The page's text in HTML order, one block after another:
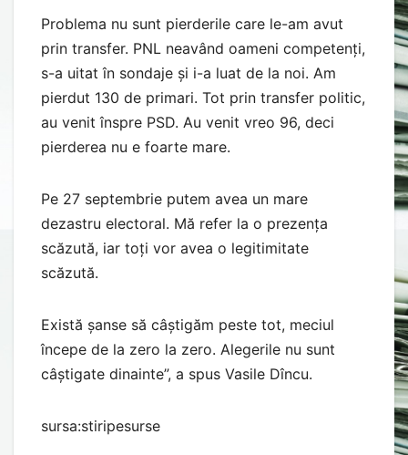
Problema nu sunt pierderile care le-am avut
prin transfer. PNL neavând oameni competenți,
s-a uitat în sondaje și i-a luat de la noi. Am
pierdut 130 de primari. Tot prin transfer politic,
au venit înspre PSD. Au venit vreo 96, deci
pierderea nu e foarte mare.
Pe 27 septembrie putem avea un mare
dezastru electoral. Mă refer la o prezența
scăzută, iar toți vor avea o legitimitate
scăzută.
Există șanse să câștigăm peste tot, meciul
începe de la zero la zero. Alegerile nu sunt
câștigate dinainte”, a spus Vasile Dîncu.
sursa:stiripesurse